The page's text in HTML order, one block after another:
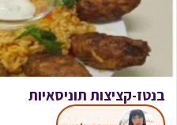
בנטז-קציצות תוניסאיות